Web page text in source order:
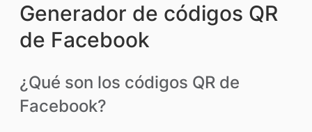
Generador de códigos QR
de Facebook
¿Qué son los códigos QR de
Facebook?